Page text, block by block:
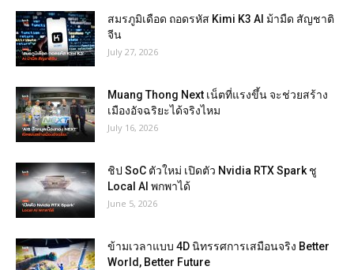
สมรภูมิเดือด ถอดรหัส Kimi K3 AI ม้ามืด สัญชาติ
จีน
July 27, 2026
Muang Thong Next เน็ตที่แรงขึ้น จะช่วยสร้าง
เมืองอัจฉริยะได้จริงไหม
July 16, 2026
ชิป SoC ตัวใหม่ เปิดตัว Nvidia RTX Spark ชู
Local AI พกพาได้
June 5, 2026
ข้ามเวลาแบบ 4D นิทรรศการเสมือนจริง Better
World, Better Future